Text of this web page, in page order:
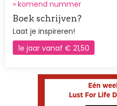
» komend nummer
Boek schrijven?
Laat je inspireren!
1e jaar vanaf € 21,50